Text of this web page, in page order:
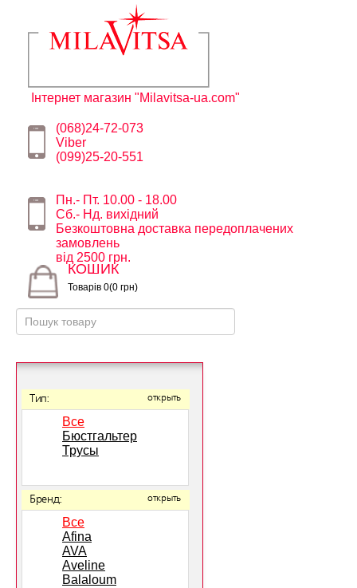
Інтернет магазин "Milavitsa-ua.com"
(068)24-72-073
Viber
(099)25-20-551
Пн.- Пт. 10.00 - 18.00
Сб.- Нд. вихідний
Безкоштовна доставка передоплачених
замовлень
від 2500 грн.
КОШИК
Товарів 0(0 грн)
Тип: открыть
Все
Бюстгальтер
Трусы
Бренд: открыть
Все
Afina
AVA
Aveline
Balaloum